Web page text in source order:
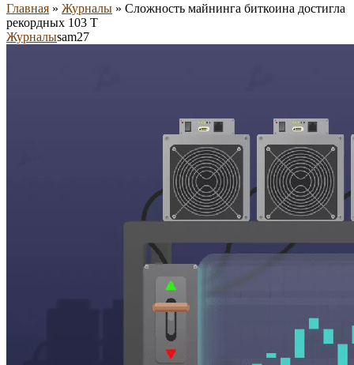
Главная » Журналы » Сложность майнинга биткоина достигла
рекордных 103 Т
Журналыsam27